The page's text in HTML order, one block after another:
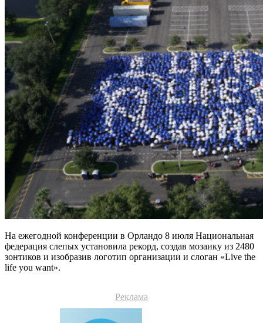
На ежегодной конференции в Орландо 8 июля Национальная
федерация слепых установила рекорд, создав мозаику из 2480
зонтиков и изобразив логотип организации и слоган «Live the
life you want».
Реклама